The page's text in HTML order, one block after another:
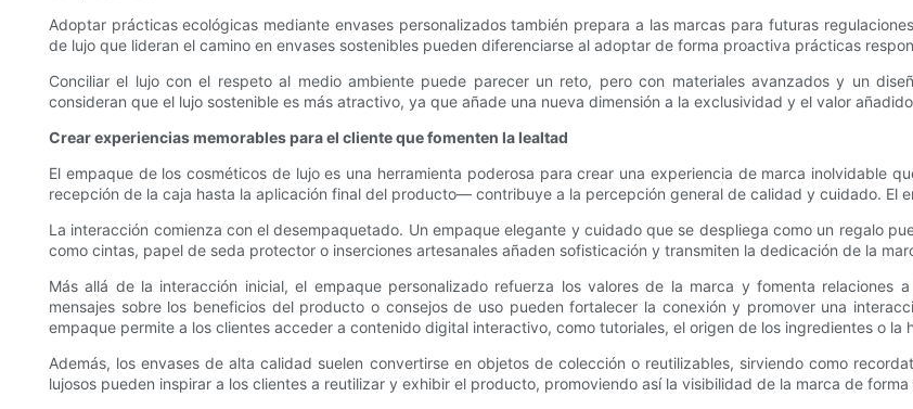
Adoptar prácticas ecológicas mediante envases personalizados también prepara a las marcas para futuras
de lujo que lideran el camino en envases sostenibles pueden diferenciarse al adoptar de forma proactiva prácticas
Conciliar el lujo con el respeto al medio ambiente puede parecer un reto, pero con materiales avanzados y un
consideran que el lujo sostenible es más atractivo, ya que añade una nueva dimensión a la exclusividad y el valor
Crear experiencias memorables para el cliente que fomenten la lealtad
El empaque de los cosméticos de lujo es una herramienta poderosa para crear una experiencia de marca inolvidable
recepción de la caja hasta la aplicación final del producto— contribuye a la percepción general de calidad y cuidado. El
La interacción comienza con el desempaquetado. Un empaque elegante y cuidado que se despliega como un regalo
como cintas, papel de seda protector o inserciones artesanales añaden sofisticación y transmiten la dedicación de la
Más allá de la interacción inicial, el empaque personalizado refuerza los valores de la marca y fomenta relaciones
mensajes sobre los beneficios del producto o consejos de uso pueden fortalecer la conexión y promover una
empaque permite a los clientes acceder a contenido digital interactivo, como tutoriales, el origen de los ingredientes o la
Además, los envases de alta calidad suelen convertirse en objetos de colección o reutilizables, sirviendo como
lujosos pueden inspirar a los clientes a reutilizar y exhibir el producto, promoviendo así la visibilidad de la marca de forma